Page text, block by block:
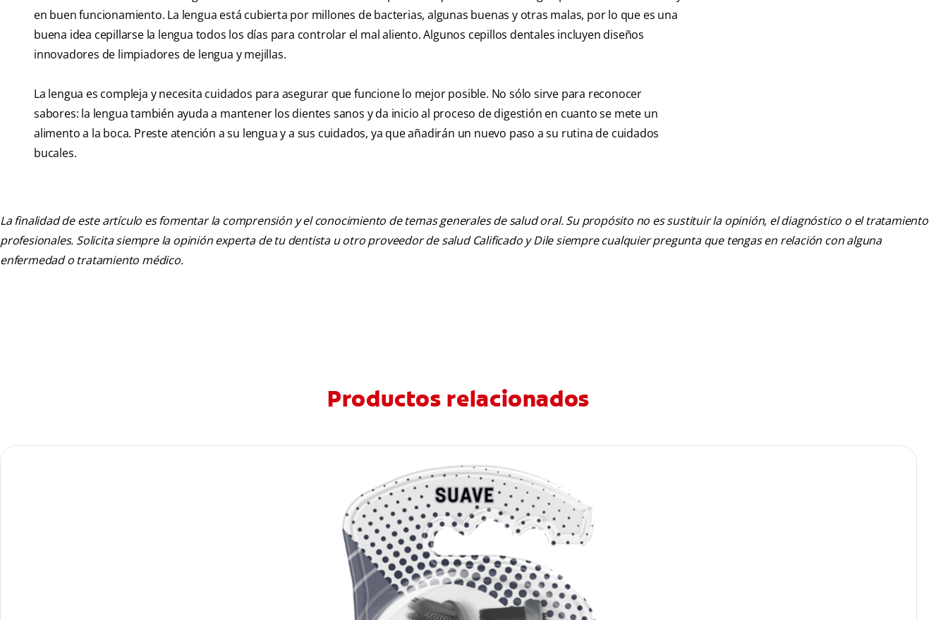
en buen funcionamiento. La lengua está cubierta por millones de bacterias, algunas buenas y otras malas, por lo que es una
buena idea cepillarse la lengua todos los días para controlar el mal aliento. Algunos cepillos dentales incluyen diseños
innovadores de limpiadores de lengua y mejillas.
La lengua es compleja y necesita cuidados para asegurar que funcione lo mejor posible. No sólo sirve para reconocer
sabores: la lengua también ayuda a mantener los dientes sanos y da inicio al proceso de digestión en cuanto se mete un
alimento a la boca. Preste atención a su lengua y a sus cuidados, ya que añadirán un nuevo paso a su rutina de cuidados
bucales.
La finalidad de este artículo es fomentar la comprensión y el conocimiento de temas generales de salud oral. Su propósito no es sustituir la opinión, el diagnóstico o el tratamiento
profesionales. Solicita siempre la opinión experta de tu dentista u otro proveedor de salud Calificado y Dile siempre cualquier pregunta que tengas en relación con alguna
enfermedad o tratamiento médico.
Productos relacionados